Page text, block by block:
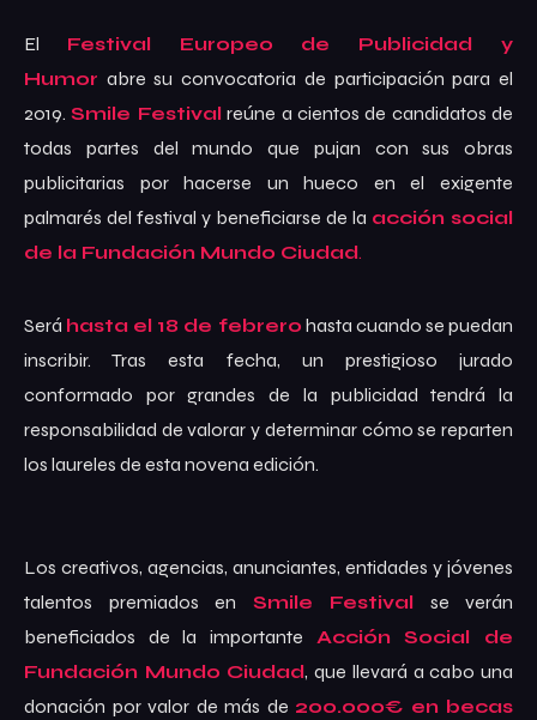
El Festival Europeo de Publicidad y
Humor abre su convocatoria de participación para el
2019.Smile Festivalreúne a cientos de candidatos de
todas partes del mundo que pujan con sus obras
publicitarias por hacerse un hueco en el exigente
palmarés del festival y beneficiarse de la acción social
de la Fundación Mundo Ciudad.
Será hasta el 18 de febrero hasta cuando se puedan
inscribir. Tras esta fecha, un prestigioso jurado
conformado por grandes de la publicidad tendrá la
responsabilidad de valorar y determinar cómo se reparten
los laureles de esta novena edición.
Los creativos, agencias, anunciantes, entidades y jóvenes
talentos premiados en Smile Festival se verán
beneficiados de la importante Acción Social de
Fundación Mundo Ciudad, que llevará a cabo una
donación por valor de más de 200.000€ en becas